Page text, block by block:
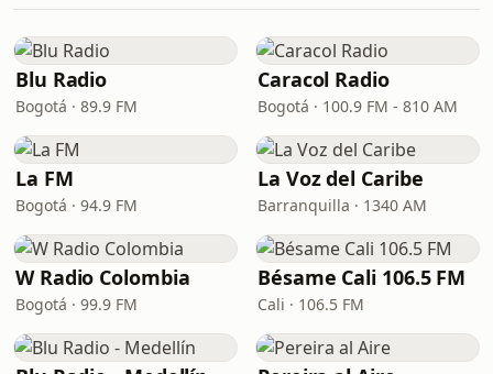
Blu Radio
Bogotá · 89.9 FM
Caracol Radio
Bogotá · 100.9 FM - 810 AM
La FM
Bogotá · 94.9 FM
La Voz del Caribe
Barranquilla · 1340 AM
W Radio Colombia
Bogotá · 99.9 FM
Bésame Cali 106.5 FM
Cali · 106.5 FM